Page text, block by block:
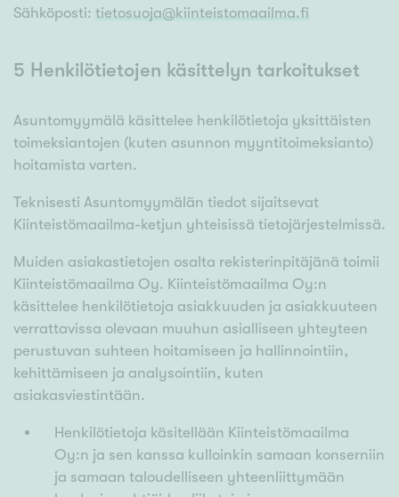
Sähköposti: tietosuoja@kiinteistomaailma.fi
5 Henkilötietojen käsittelyn tarkoitukset
Asuntomyymälä käsittelee henkilötietoja yksittäisten
toimeksiantojen (kuten asunnon myyntitoimeksianto)
hoitamista varten.
Teknisesti Asuntomyymälän tiedot sijaitsevat
Kiinteistömaailma-ketjun yhteisissä tietojärjestelmissä.
Muiden asiakastietojen osalta rekisterinpitäjänä toimii
Kiinteistömaailma Oy. Kiinteistömaailma Oy:n
käsittelee henkilötietoja asiakkuuden ja asiakkuuteen
verrattavissa olevaan muuhun asialliseen yhteyteen
perustuvan suhteen hoitamiseen ja hallinnointiin,
kehittämiseen ja analysointiin, kuten
asiakasviestintään.
Henkilötietoja käsitellään Kiinteistömaailma
Oy:n ja sen kanssa kulloinkin samaan konserniin
ja samaan taloudelliseen yhteenliittymään